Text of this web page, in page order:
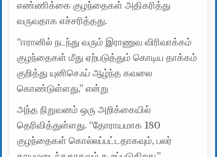
எண்ணிக்கை குழந்தைகள் அதிகரித்து
வருவதாக எச்சரித்தது.
“ஈரானில் நடந்து வரும் இராணுவ விரிவாக்கம்
குழந்தைகள் மீது ஏற்படுத்தும் கொடிய தாக்கம்
குறித்து யுனிசெஃப் ஆழ்ந்த கவலை
கொண்டுள்ளது,” என்று
அந்த நிறுவனம் ஒரு அறிக்கையில்
தெரிவித்துள்ளது. “தோராயமாக 180
குழந்தைகள் கொல்லப்பட்டதாகவும், பலர்